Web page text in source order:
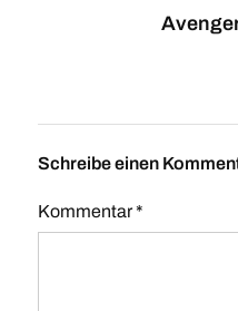
Schreibe einen
Kommentar*